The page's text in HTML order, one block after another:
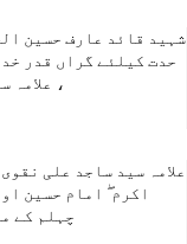
شہید قائد عارف حسین
حدت کیلئے گراں قدر
، علامہ
علامہ سید ساجد علی
اکرم ۖ امام حسین
چہلم کے